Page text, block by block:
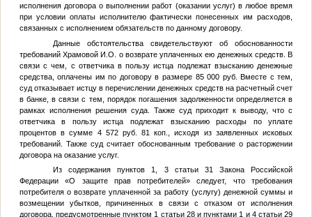
исполнения договора о выполнении работ (оказании услуг) в любое время
при условии оплаты исполнителю фактически понесенных им расходов,
связанных с исполнением обязательств по данному договору.
Данные обстоятельства свидетельствуют об обоснованности
требований Храмовой И.О. о возврате уплаченных ею денежных средств. В
связи с чем, с ответчика в пользу истца подлежат взысканию денежные
средства, оплачены им по договору в размере 85 000 руб. Вместе с тем,
суд отказывает истцу в перечислении денежных средств на расчетный счет
в банке, в связи с тем, порядок погашения задолженности определяется в
рамках исполнения решения суда. Также суд приходит к выводу, что с
ответчика в пользу истца подлежат взысканию расходы по уплате
процентов в сумме 4 572 руб. 81 коп., исходя из заявленных исковых
требований. Также суд считает обоснованным требование о расторжении
договора на оказание услуг.
Из содержания пунктов 1, 3 статьи 31 Закона Российской
Федерации «О защите прав потребителей» следует, что требования
потребителя о возврате уплаченной за работу (услугу) денежной суммы и
возмещении убытков, причиненных в связи с отказом от исполнения
договора, предусмотренные пунктом 1 статьи 28 и пунктами 1 и 4 статьи 29